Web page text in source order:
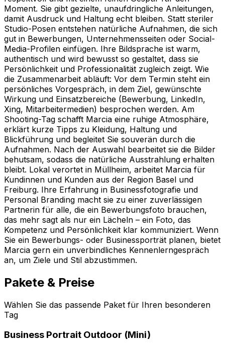
Moment. Sie gibt gezielte, unaufdringliche Anleitungen,
damit Ausdruck und Haltung echt bleiben. Statt steriler
Studio-Posen entstehen natürliche Aufnahmen, die sich
gut in Bewerbungen, Unternehmensseiten oder Social-
Media-Profilen einfügen. Ihre Bildsprache ist warm,
authentisch und wird bewusst so gestaltet, dass sie
Persönlichkeit und Professionalität zugleich zeigt. Wie
die Zusammenarbeit abläuft: Vor dem Termin steht ein
persönliches Vorgespräch, in dem Ziel, gewünschte
Wirkung und Einsatzbereiche (Bewerbung, LinkedIn,
Xing, Mitarbeitermedien) besprochen werden. Am
Shooting-Tag schafft Marcia eine ruhige Atmosphäre,
erklärt kurze Tipps zu Kleidung, Haltung und
Blickführung und begleitet Sie souverän durch die
Aufnahmen. Nach der Auswahl bearbeitet sie die Bilder
behutsam, sodass die natürliche Ausstrahlung erhalten
bleibt. Lokal verortet in Müllheim, arbeitet Marcia für
Kundinnen und Kunden aus der Region Basel und
Freiburg. Ihre Erfahrung in Businessfotografie und
Personal Branding macht sie zu einer zuverlässigen
Partnerin für alle, die ein Bewerbungsfoto brauchen,
das mehr sagt als nur ein Lächeln – ein Foto, das
Kompetenz und Persönlichkeit klar kommuniziert. Wenn
Sie ein Bewerbungs- oder Businessporträt planen, bietet
Marcia gern ein unverbindliches Kennenlerngespräch
an, um Ziele und Stil abzustimmen.
Pakete & Preise
Wählen Sie das passende Paket für Ihren besonderen
Tag
Business Portrait Outdoor (Mini)